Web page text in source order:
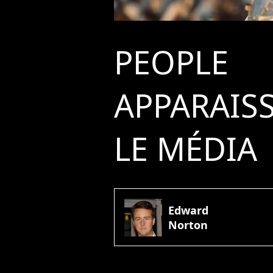
PEOPLE
LE MÉDIA
Edward
Norton